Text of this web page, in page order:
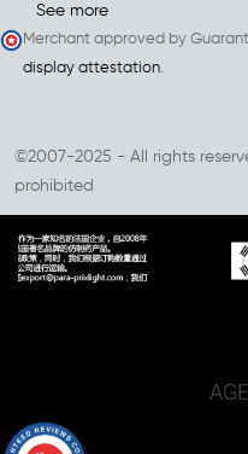
See more
Merchant approved by
display attestation.
©2007-2025 - All rights
prohibited